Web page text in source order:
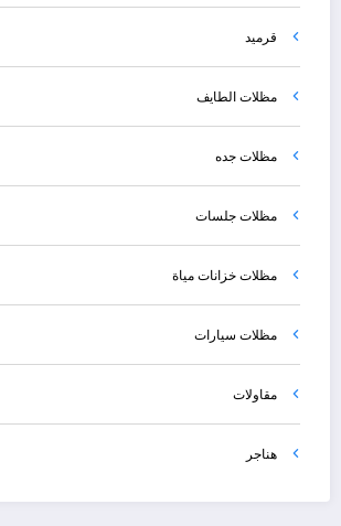
قرميد
مظلات الطايف
مظلات جده
مظلات جلسات
مظلات خزانات مياة
مظلات سيارات
مقاولات
هناجر